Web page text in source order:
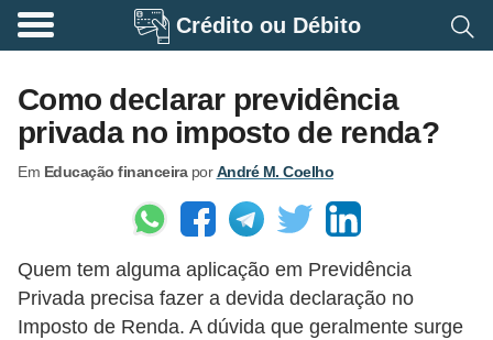
Crédito ou Débito
Como declarar previdência
privada no imposto de renda?
Em Educação financeiraporAndré M. Coelho
Quem tem alguma aplicação em Previdência
Privada precisa fazer a devida declaração no
Imposto de Renda. A dúvida que geralmente surge
A
o
s
e
a
d